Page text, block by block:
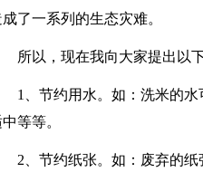
了一系列的生态灾难。
所以，现在我向大家提出以
1、节约用水。如：洗米的
等等。
2、节约纸张。如：废弃的